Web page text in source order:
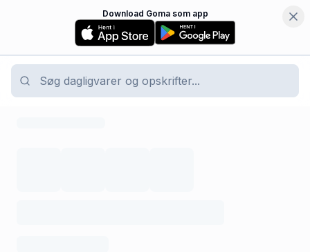
Download Goma som app